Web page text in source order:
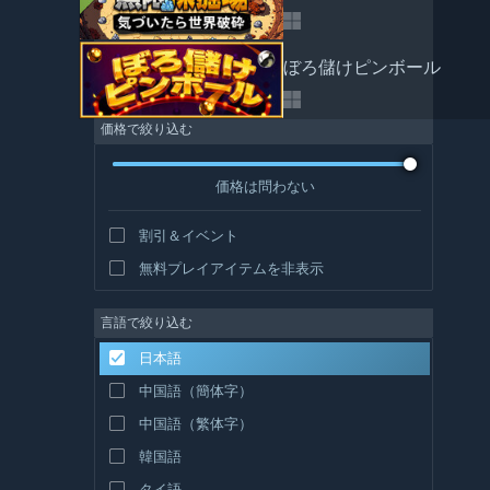
ぼろ儲けピンボール
価格で絞り込む
価格は問わない
割引＆イベント
無料プレイアイテムを非表示
言語で絞り込む
日本語
中国語（簡体字）
中国語（繁体字）
韓国語